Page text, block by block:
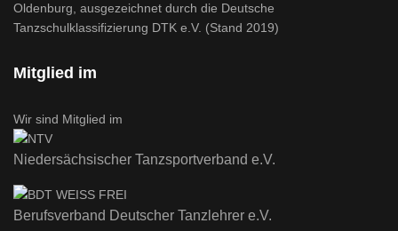
Oldenburg, ausgezeichnet durch die Deutsche
Tanzschulklassifizierung DTK e.V. (Stand 2019)
Mitglied im
Wir sind Mitglied im
Niedersächsischer Tanzsportverband e.V.
Berufsverband Deutscher Tanzlehrer e.V.